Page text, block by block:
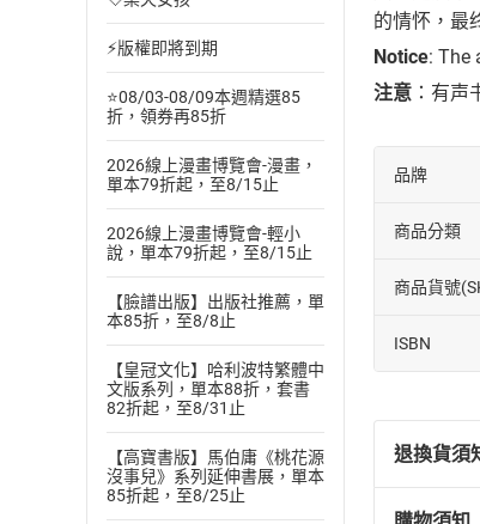
⚡版權即將到期
⭐08/03-08/09本週精選85
折，領券再85折
2026線上漫畫博覽會-漫畫，
單本79折起，至8/15止
2026線上漫畫博覽會-輕小
說，單本79折起，至8/15止
【臉譜出版】出版社推薦，單
本85折，至8/8止
【皇冠文化】哈利波特繁體中
文版系列，單本88折，套書
82折起，至8/31止
【高寶書版】馬伯庸《桃花源
沒事兒》系列延伸書展，單本
85折起，至8/25止
的情怀，最
Notice: The
注意 ：有声
品牌
商品分類
商品貨號
ISBN
退換貨須